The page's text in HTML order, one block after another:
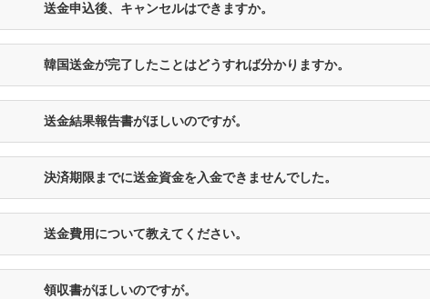
送金申込後、キャンセルはできますか。
韓国送金が完了したことはどうすれば分かりますか。
送金結果報告書がほしいのですが。
決済期限までに送金資金を入金できませんでした。
送金費用について教えてください。
領収書がほしいのですが。